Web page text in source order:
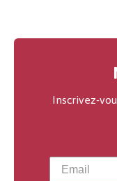
Inscrivez-